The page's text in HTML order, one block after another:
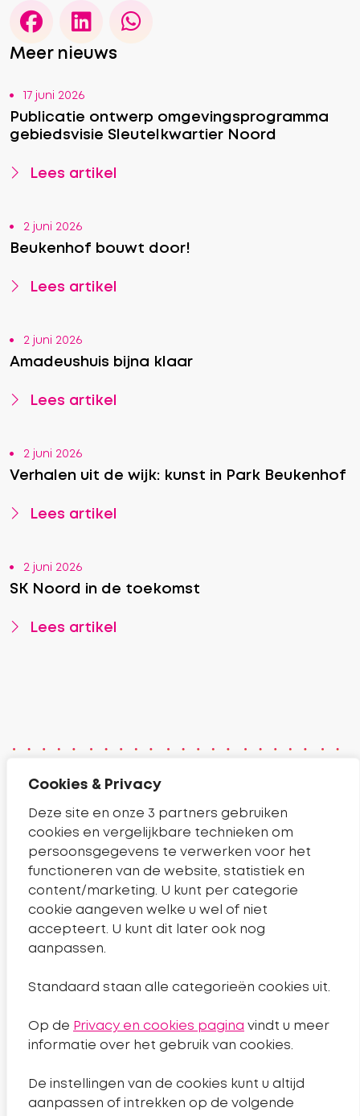
Cookies & Privacy
Deze site en onze 3 partners gebruiken
cookies en vergelijkbare technieken om
persoonsgegevens te verwerken voor het
functioneren van de website, statistiek en
content/marketing. U kunt per categorie
cookie aangeven welke u wel of niet
accepteert. U kunt dit later ook nog
aanpassen.
Standaard staan alle categorieën cookies uit.
Op de Privacy en cookies pagina vindt u meer
informatie over het gebruik van cookies.
De instellingen van de cookies kunt u altijd
aanpassen of intrekken op de volgende
Meer nieuws
Publicatie ontwerp omgevingsprogramma
gebiedsvisie Sleutelkwartier Noord
17 juni 2026
Lees artikel
Beukenhof bouwt door!
2 juni 2026
Lees artikel
Amadeushuis bijna klaar
2 juni 2026
Lees artikel
Verhalen uit de wijk: kunst in Park Beukenhof
2 juni 2026
Lees artikel
SK Noord in de toekomst
2 juni 2026
Lees artikel
Telefoonnummer Sleutelkwartier
14 0182
Pagina contact
Contact
Handige links
Projecten
Algemeen
Sitemap